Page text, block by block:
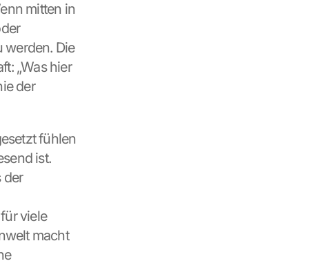
mitten in
werden. Die
„Was hier
der
fühlen
ist.
der
viele
macht